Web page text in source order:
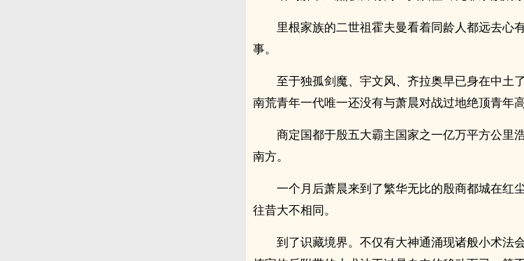
里根家族的二世祖霍夫曼看着同龄人都远去心
事。
至于独孤剑魔、宇文风、齐拉奥早已身在中土
南荒青年一代唯一还没有与萧晨对战过地绝顶青年高
商定国都于殷五大霸主国家之一亿万平方公里
南方。
一个月后萧晨来到了繁华无比的殷商都城在红
往昔大不相同。
到了识藏境界。不仅有大神通涌现诸般小术法